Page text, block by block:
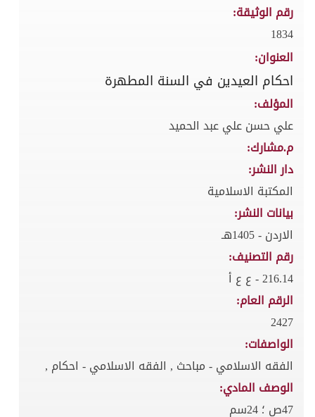
رقم الوثيقة:
1834
العنوان:
احكام العيدين في السنة المطهرة
المؤلف:
علي حسن علي عبد الحميد
م.مشارك:
دار النشر:
المكتبة الاسلامية
بيانات النشر:
الاردن - 1405هـ
رقم التصنيف:
216.14 - ع ع أ
الرقم العام:
2427
الواصفات:
الفقه الاسلامي - مباحث , الفقه الاسلامي - احكام ,
الوصف المادي:
47ص ؛ 24سم